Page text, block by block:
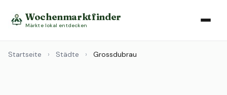
Wochenmarktfinder
Märkte lokal entdecken
Startseite › Städte › Grossdubrau